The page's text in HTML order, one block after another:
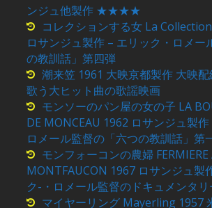
ンジュ他製作 ★★★★
コレクションする女 La
ロサンジュ製作 – エリック・ロメー
の教訓話」第四弾
潮来笠 1961 大映京都製作 大映
歌う大ヒット曲の歌謡映画
モンソーのパン屋の女の子 LA
DE MONCEAU 1962 ロサンジュ製作
ロメール監督の「六つの教訓話」第
モンフォーコンの農婦 FERMIERE
MONTFAUCON 1967 ロサンジュ製
ク-・ロメール監督のドキュメンタリ
マイヤーリング Mayerling 1957